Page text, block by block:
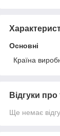
Основні
Країна
Відгуки
Ще немає